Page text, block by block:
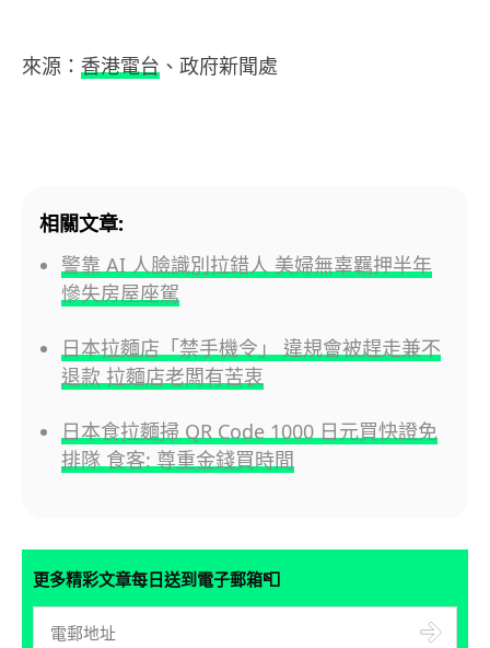
來源： 香港電台 、政府新聞處
相關文章:
警靠 AI 人臉識別拉錯人 美婦無辜羈押半年
慘失房屋座駕
日本拉麵店「禁手機令」 違規會被趕走兼不
退款 拉麵店老闆有苦衷
日本食拉麵掃 QR Code 1000 日元買快證免
排隊 食客: 尊重金錢買時間
更多精彩文章每日送到電子郵箱📮